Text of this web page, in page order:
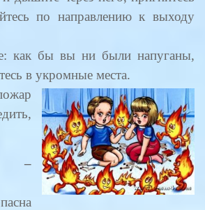
по направлению к выходу
как бы вы ни были напуганы,
в укромные места.
–